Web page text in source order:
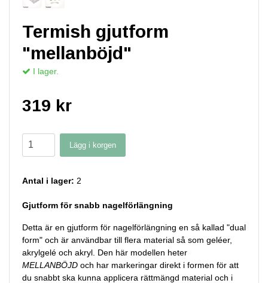
Termish gjutform
"mellanböjd"
I lager.
319 kr
Lägg i korgen
Antal i lager: 2
Gjutform för snabb nagelförlängning
Detta är en gjutform för nagelförlängning en så kallad "dual
form" och är användbar till flera material så som geléer,
akrylgelé och akryl. Den här modellen heter
MELLANBÖJD och har markeringar direkt i formen för att
du snabbt ska kunna applicera rättmängd material och i